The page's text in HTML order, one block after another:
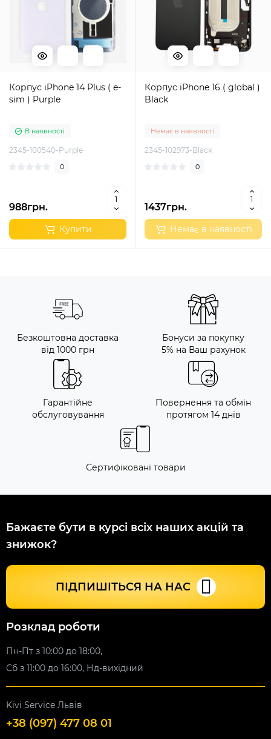
Корпус iPhone 14 Plus ( e-
sim ) Purple
В наявності
2345-100540-Purple
0
988грн.
Купити
Корпус iPhone 16 ( global )
Black
Немає в наявності
2345-102973-Black
0
1437грн.
Немає в наявності
Безкоштовна доставка
від 1000 грн
Бонуси за покупку
5% на Ваш рахунок
Гарантійне
обслуговування
Повернення та обмін
протягом 14 днів
Сертифіковані товари
Бажаєте бути в курсі всіх наших акцій та
знижок?
ПІДПИШІТЬСЯ НА НАС
Розклад роботи
Пн-Пт з 10:00 до 18:00,
Сб з 11:00 до 16:00, Нд-вихідний
Kivi Service Львів
+38 (097) 477 08 01